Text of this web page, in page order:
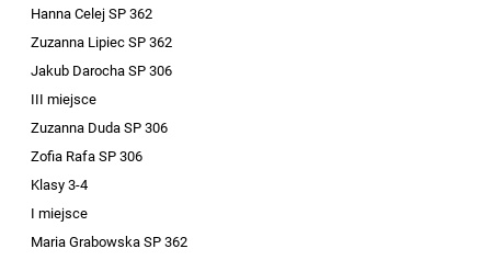
Hanna Celej SP 362
Zuzanna Lipiec SP 362
Jakub Darocha SP 306
III miejsce
Zuzanna Duda SP 306
Zofia Rafa SP 306
Klasy 3-4
I miejsce
Maria Grabowska SP 362